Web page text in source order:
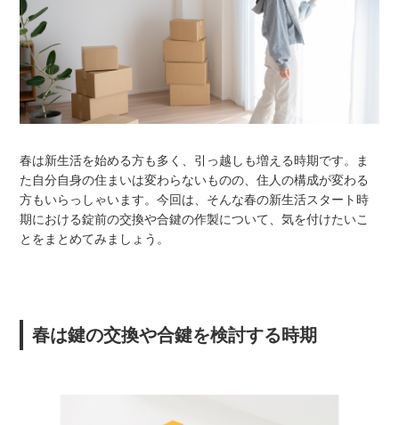
春は新生活を始める方も多く、引っ越しも増える時期です。ま
た自分自身の住まいは変わらないものの、住人の構成が変わる
方もいらっしゃいます。今回は、そんな春の新生活スタート時
期における錠前の交換や合鍵の作製について、気を付けたいこ
とをまとめてみましょう。
春は鍵の交換や合鍵を検討する時期